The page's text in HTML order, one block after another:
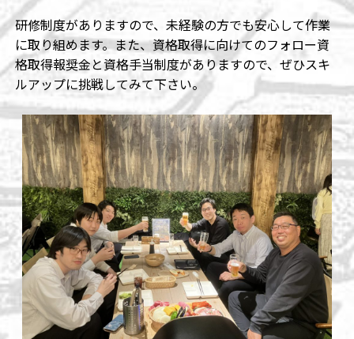
研修制度がありますので、未経験の方でも安心して作業
に取り組めます。また、資格取得に向けてのフォロー資
格取得報奨金と資格手当制度がありますので、ぜひスキ
ルアップに挑戦してみて下さい。